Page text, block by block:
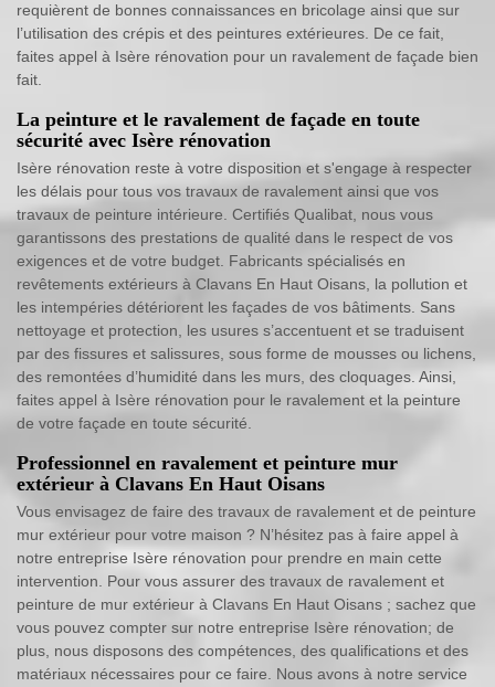
requièrent de bonnes connaissances en bricolage ainsi que sur
l’utilisation des crépis et des peintures extérieures. De ce fait,
faites appel à Isère rénovation pour un ravalement de façade bien
fait.
La peinture et le ravalement de façade en toute
sécurité avec Isère rénovation
Isère rénovation reste à votre disposition et s'engage à respecter
les délais pour tous vos travaux de ravalement ainsi que vos
travaux de peinture intérieure. Certifiés Qualibat, nous vous
garantissons des prestations de qualité dans le respect de vos
exigences et de votre budget. Fabricants spécialisés en
revêtements extérieurs à Clavans En Haut Oisans, la pollution et
les intempéries détériorent les façades de vos bâtiments. Sans
nettoyage et protection, les usures s’accentuent et se traduisent
par des fissures et salissures, sous forme de mousses ou lichens,
des remontées d’humidité dans les murs, des cloquages. Ainsi,
faites appel à Isère rénovation pour le ravalement et la peinture
de votre façade en toute sécurité.
Professionnel en ravalement et peinture mur
extérieur à Clavans En Haut Oisans
Vous envisagez de faire des travaux de ravalement et de peinture
mur extérieur pour votre maison ? N’hésitez pas à faire appel à
notre entreprise Isère rénovation pour prendre en main cette
intervention. Pour vous assurer des travaux de ravalement et
peinture de mur extérieur à Clavans En Haut Oisans ; sachez que
vous pouvez compter sur notre entreprise Isère rénovation; de
plus, nous disposons des compétences, des qualifications et des
matériaux nécessaires pour ce faire. Nous avons à notre service